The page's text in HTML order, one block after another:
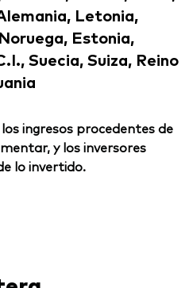
Letonia,
Estonia,
Suecia, Suiza, Reino
ingresos procedentes de
y los inversores
lo invertido.